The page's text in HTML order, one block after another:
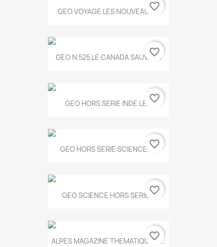
GEO VOYAGE LES NOUVEAUX...
favorite_border
GEO N 525 LE CANADA SAUVAGE
favorite_border
GEO HORS SERIE INDE LE...favorite_border
GEO HORS SERIE SCIENCES...
favorite_border
GEO SCIENCE HORS SERIE...favorite_border
ALPES MAGAZINE THEMATIQUE N...
favorite_border